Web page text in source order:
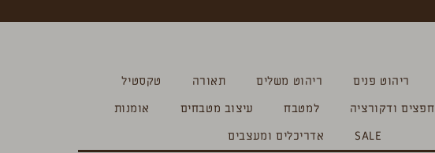
ריהוט פנים ריהוט משלים תאורה
טקסטיל
חפצים ודקורציה למטבח עיצוב מטבחים
אומנות
SALE
אדריכלים ומעצבים